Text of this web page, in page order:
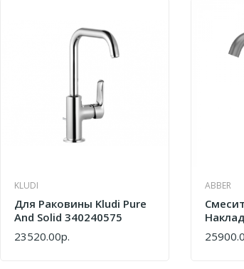
KLUDI
Для Раковины Kludi Pure
And Solid 340240575
23520.00р.
КУПИТЬ
ABBER
Abber
316